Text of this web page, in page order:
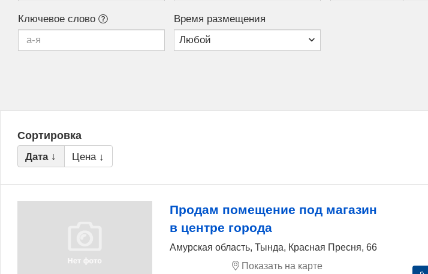
Ключевое слово Время размещения
Сортировка
Дата ↓ Цена ↓
Продам помещение под магазин
в центре города
Амурская область, Тында, Красная Пресня, 66
Показать на карте